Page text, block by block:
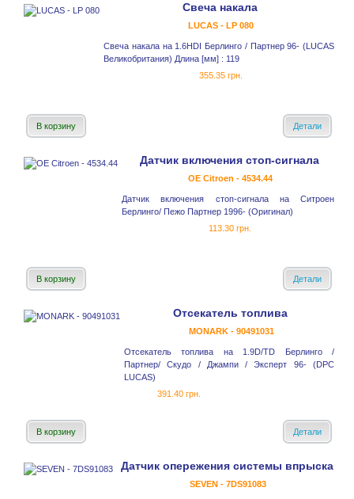
Свеча накала
LUCAS - LP 080
Свеча накала на 1.6HDI Берлинго / Партнер 96- (LUCAS
Великобритания) Длина [мм] : 119
355.35 грн.
В корзину Детали
Датчик включения стоп-сигнала
OE Citroen - 4534.44
Датчик включения стоп-сигнала на Ситроен
Берлинго/ Пежо Партнер 1996- (Оригинал)
113.30 грн.
В корзину Детали
Отсекатель топлива
MONARK - 90491031
Отсекатель топлива на 1.9D/TD Берлинго /
Партнер/ Скудо / Джампи / Эксперт 96- (DPC
LUCAS)
391.40 грн.
В корзину Детали
Датчик опережения системы впрыска
SEVEN - 7DS91083